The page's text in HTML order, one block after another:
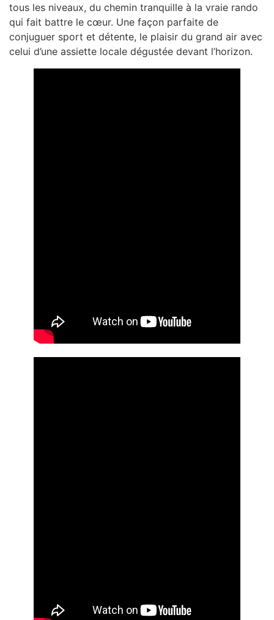
tous les niveaux, du chemin tranquille à la vraie rando
qui fait battre le cœur. Une façon parfaite de
conjuguer sport et détente, le plaisir du grand air avec
celui d’une assiette locale dégustée devant l’horizon.